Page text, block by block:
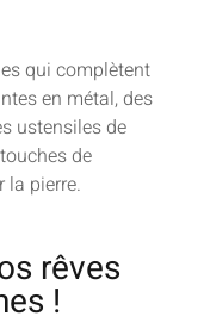
qui complètent
en métal, des
ustensiles de
de
la pierre.
rêves
!